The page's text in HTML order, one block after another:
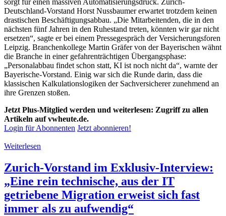
sorgt für einen massiven Automatisierungsdruck. Zurich-
Deutschland-Vorstand Horst Nussbaumer erwartet trotzdem keinen
drastischen Beschäftigungsabbau. „Die Mitarbeitenden, die in den
nächsten fünf Jahren in den Ruhestand treten, könnten wir gar nicht
ersetzen“, sagte er bei einem Pressegespräch der Versicherungsforen
Leipzig. Branchenkollege Martin Gräfer von der Bayerischen wähnt
die Branche in einer gefahrenträchtigen Übergangsphase:
„Personalabbau findet schon statt, KI ist noch nicht da“, warnte der
Bayerische-Vorstand. Einig war sich die Runde darin, dass die
klassischen Kalkulationslogiken der Sachversicherer zunehmend an
ihre Grenzen stoßen.
Jetzt Plus-Mitglied werden und weiterlesen: Zugriff zu allen
Artikeln auf vwheute.de.
Login für Abonnenten Jetzt abonnieren!
Weiterlesen
Zurich-Vorstand im Exklusiv-Interview:
„Eine rein technische, aus der IT
getriebene Migration erweist sich fast
immer als zu aufwendig“